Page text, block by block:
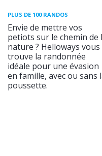
PLUS DE 100 RANDOS
Envie de mettre vos
petiots sur le chemin de
nature ? Helloways vous
trouve la randonnée
idéale pour une évasion
en famille, avec ou sans
poussette.